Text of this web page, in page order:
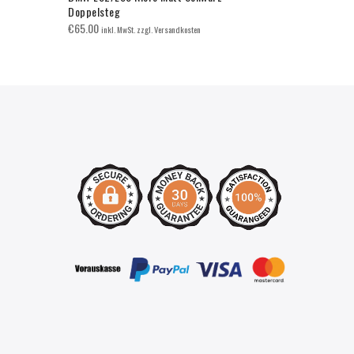
Doppelsteg
€65.00inkl. MwSt. zzgl. Versandkosten